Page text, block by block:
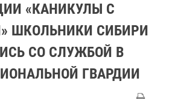
«КАНИКУЛЫ С
ШКОЛЬНИКИ СИБИРИ
СО СЛУЖБОЙ В
ГВАРДИИ